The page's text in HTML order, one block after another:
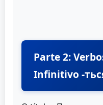
Parte 2:
Infinitivo -